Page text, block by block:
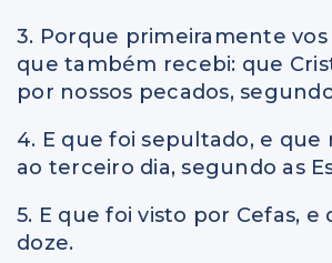
3. Porque primeiramente
que também recebi: que
por nossos pecados,
4. E que foi sepultado, e que
ao terceiro dia, segundo as
5. E que foi visto por Cefas, e
doze.